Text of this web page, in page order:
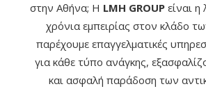
στην Αθήνα; Η LMH GROUPείναι η
χρόνια εμπειρίας στον κλάδο
παρέχουμε επαγγελματικές
για κάθε τύπο ανάγκης,
και ασφαλή παράδοση των